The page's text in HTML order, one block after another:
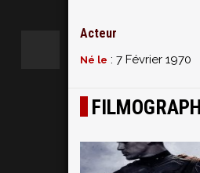
Acteur
Né le : 7 Février 1970